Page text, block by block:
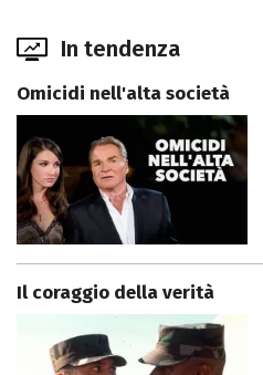
In tendenza
Omicidi nell'alta società
Il coraggio della verità